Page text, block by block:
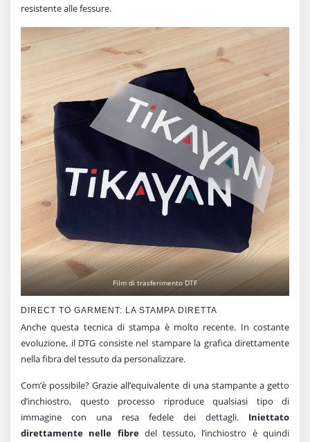
resistente alle fessure.
Film di trasferimento DTF
DIRECT TO GARMENT: LA STAMPA DIRETTA
Anche questa tecnica di stampa è molto recente. In costante
evoluzione, il DTG consiste nel stampare la grafica direttamente
nella fibra del tessuto da personalizzare.
Com’è possibile? Grazie all’equivalente di una stampante a getto
d’inchiostro, questo processo riproduce qualsiasi tipo di
immagine con una resa fedele dei dettagli. Iniettato
direttamente nelle fibre del tessuto, l’inchiostro è quindi